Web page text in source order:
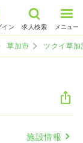
イン 求人検索 メニュー
草加市 ツクイ草
施設情報